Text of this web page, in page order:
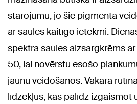
starojumu, jo šie pigmenta
ar saules kaitīgo ietekmi.
spektra saules aizsargkrēms
50, lai novērstu esošo
jaunu veidošanos. Vakara
līdzekļus, kas palīdz izgaismot